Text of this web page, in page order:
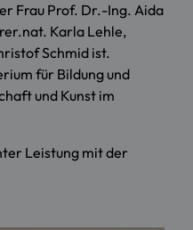
Frau Prof. Dr.-Ing. Aida
Karla Lehle,
Schmid ist.
für Bildung und
und Kunst im
Leistung mit der